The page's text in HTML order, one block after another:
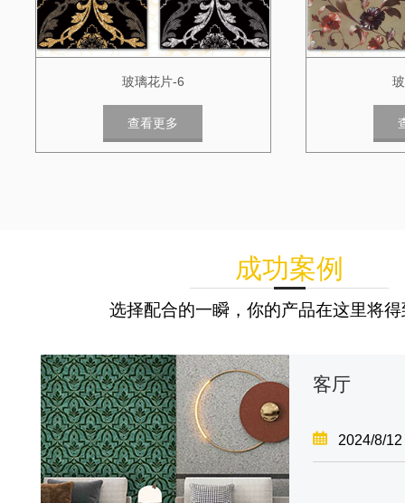
玻璃花片-6
查看更多
成功案例
选择配合的一瞬，你的产品在这里将
客厅
2024/8/